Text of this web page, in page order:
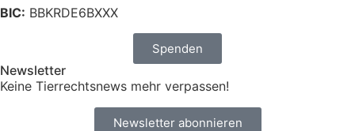
BIC: BBKRDE6BXXX
Spenden
Newsletter
Keine Tierrechtsnews mehr verpassen!
Newsletter abonnieren